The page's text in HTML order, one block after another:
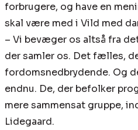
forbrugere, og have en
skal være med i Vild med
– Vi bevæger os altså fra
der samler os. Det fælles,
fordomsnedbrydende. Og
endnu. De, der befolker
mere sammensat gruppe,
Lidegaard.